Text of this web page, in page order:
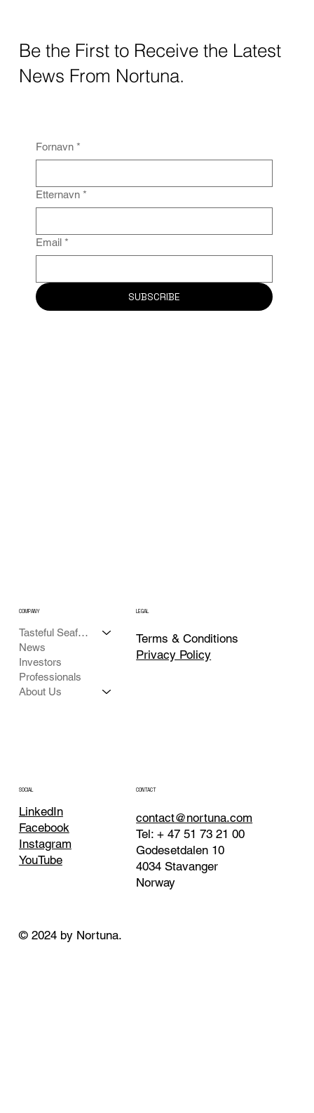
Be the First to Receive the Latest
News From Nortuna.
Fornavn *
Etternavn *
Email *
SUBSCRIBE
COMPANY
Tasteful Seafood
News
Investors
Professionals
About Us
LEGAL
Terms & Conditions
Privacy Policy
SOCIAL
LinkedIn
Facebook
Instagram
YouTube
CONTACT
contact@nortuna.com
Tel: + 47 51 73 21 00
Godesetdalen 10
4034 Stavanger
Norway
© 2024 by Nortuna.